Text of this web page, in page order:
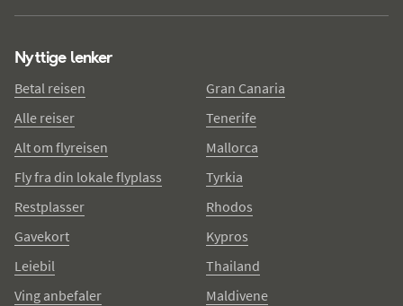
Nyttige lenker
Betal reisen
Alle reiser
Alt om flyreisen
Fly fra din lokale flyplass
Restplasser
Gavekort
Leiebil
Ving anbefaler
Gran Canaria
Tenerife
Mallorca
Tyrkia
Rhodos
Kypros
Thailand
Maldivene